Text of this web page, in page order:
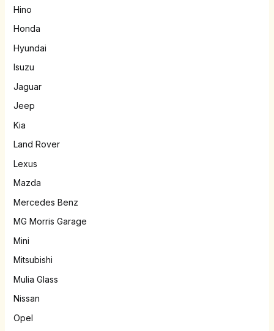
Hino
Honda
Hyundai
Isuzu
Jaguar
Jeep
Kia
Land Rover
Lexus
Mazda
Mercedes Benz
MG Morris Garage
Mini
Mitsubishi
Mulia Glass
Nissan
Opel